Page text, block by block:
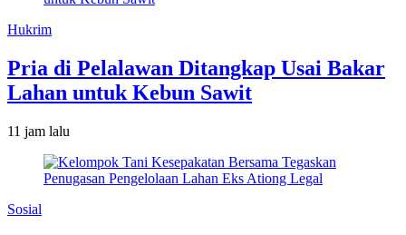
Hukrim
Pria di Pelalawan Ditangkap Usai Bakar
Lahan untuk Kebun Sawit
11 jam lalu
Sosial